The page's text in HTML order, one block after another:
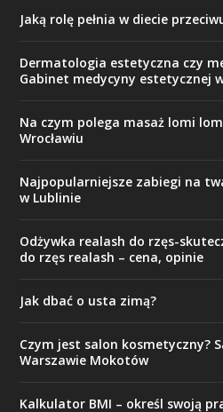
Jaką rolę pełnia w diecie
Dermatologia estetyczna czy
Gabinet medycyny estetycznej
Na czym polega masaż lomi
Wrocławiu
Najpopularniejsze zabiegi na
w Lublinie
Odżywka realash do rzęs-
do rzęs realash – cena, opinie
Jak dbać o usta zimą?
Czym jest salon kosmetyczny?
Warszawie Mokotów
Kalkulator BMI – określ swoją